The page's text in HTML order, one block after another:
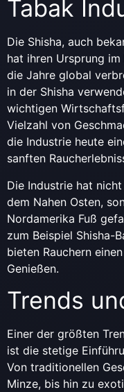
Tabak
Die Shisha, auch
hat ihren Ursprung
die Jahre global
in der Shisha
wichtigen
Vielzahl von
die Industrie heute
sanften
Die Industrie hat
dem Nahen Osten,
Nordamerika Fuß
zum Beispiel Shisha-
bieten Rauchern
Genießen.
Trends
Einer der größten
ist die stetige
Von traditionellen
Minze, bis hin zu